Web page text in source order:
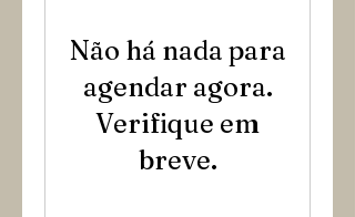
Não há nada para
agendar agora.
Verifique em
breve.